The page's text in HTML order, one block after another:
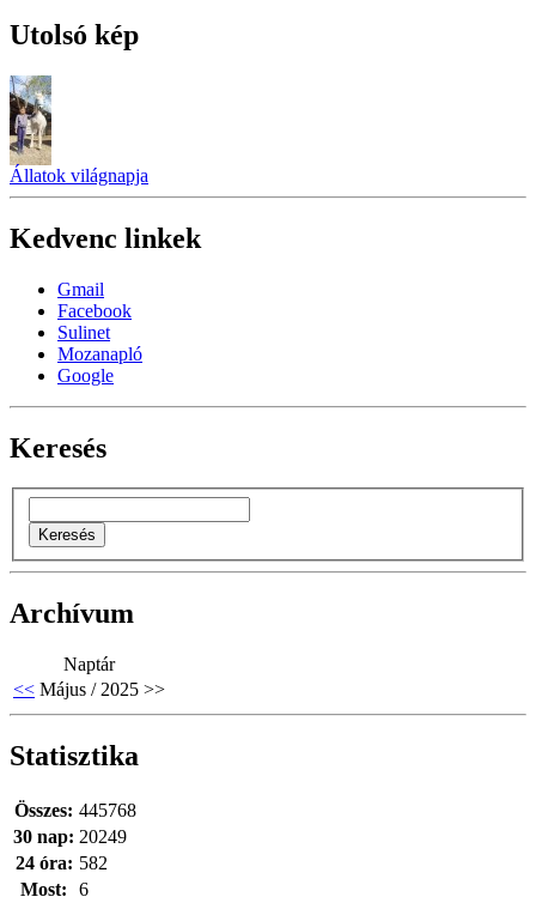
Utolsó kép
Állatok világnapja
Kedvenc linkek
Gmail
Facebook
Sulinet
Mozanapló
Google
Keresés
Archívum
Naptár
<< Május / 2025 >>
Statisztika
Most: 6
Összes: 445768
30 nap: 20249
24 óra: 582